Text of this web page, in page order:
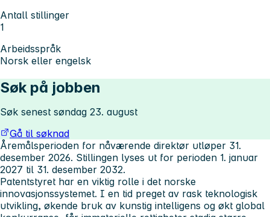
Antall stillinger
1
Arbeidsspråk
Norsk eller engelsk
Søk på jobben
Søk senest søndag 23. august
Gå til søknad
Åremålsperioden for nåværende direktør utløper 31.
desember 2026. Stillingen lyses ut for perioden 1. januar
2027 til 31. desember 2032.
Patentstyret har en viktig rolle i det norske
innovasjonssystemet. I en tid preget av rask teknologisk
utvikling, økende bruk av kunstig intelligens og økt global